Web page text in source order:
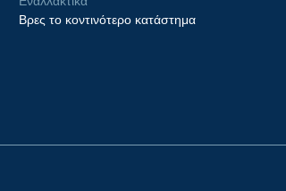
Βρες το κοντινότερο κατάστημα